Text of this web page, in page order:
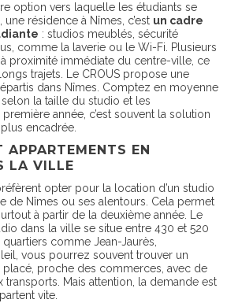
option vers laquelle les étudiants se
résidence à Nîmes, c’est un cadre
: studios meublés, sécurité
comme la laverie ou le Wi-Fi. Plusieurs
proximité immédiate du centre-ville, ce
trajets. Le CROUS propose une
dans Nîmes. Comptez en moyenne
la taille du studio et les
année, c’est souvent la solution
encadrée.
APPARTEMENTS EN
LA VILLE
opter pour la location d’un studio
de Nîmes ou ses alentours. Cela permet
à partir de la deuxième année. Le
dans la ville se situe entre 430 et 520
comme Jean-Jaurès,
vous pourrez souvent trouver un
placé, proche des commerces, avec de
transports. Mais attention, la demande est
vite.